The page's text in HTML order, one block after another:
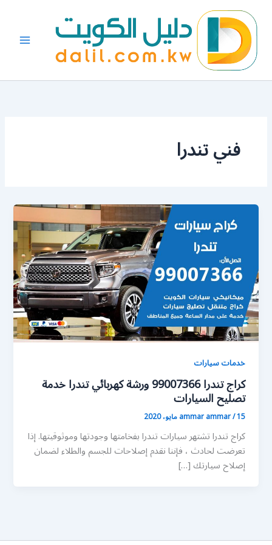
المحتوى
فني تندرا
خدمات سيارات
كراج تندرا 99007366 ورشة كهربائي تندرا خدمة
تصليح السيارات
ammar ammar/15 مايو، 2020
كراج تندرا تشتهر سيارات تندرا بفخامتها وجودتها وموثوقيتها. إذا
تعرضت لحادث ، فإننا نقدم إصلاحات للجسم والطلاء لضمان
إصلاح سيارتك […]